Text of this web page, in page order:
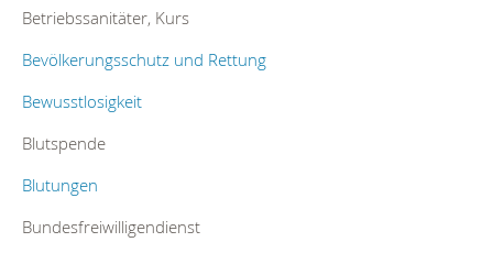
Betriebssanitäter, Kurs
Bevölkerungsschutz und Rettung
Bewusstlosigkeit
Blutspende
Blutungen
Bundesfreiwilligendienst